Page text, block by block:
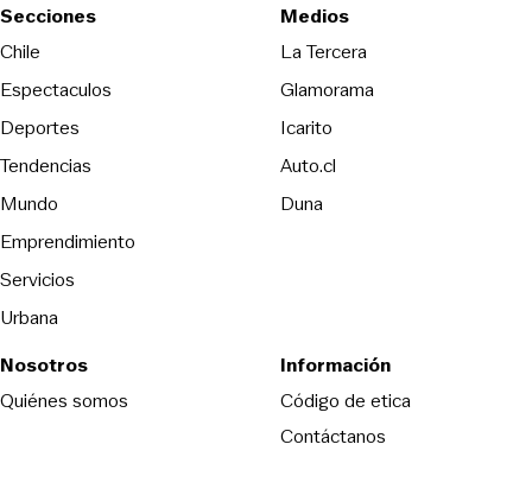
Secciones
Chile
Espectaculos
Deportes
Tendencias
Mundo
Emprendimiento
Servicios
Urbana
Medios
La TerceraOpens in new
Glamorama
Icarito
Auto.cl
DunaOpens in new window
Nosotros
Quiénes somos
Información
Código de eticaOpens in new
Contáctanos